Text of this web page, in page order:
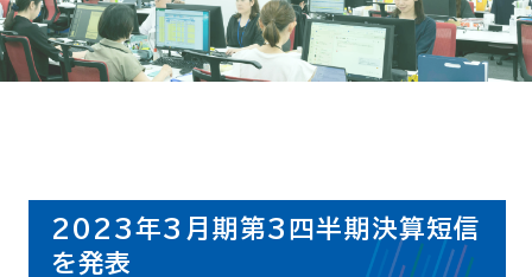
2023年3月期第3四半期決算短信
を発表